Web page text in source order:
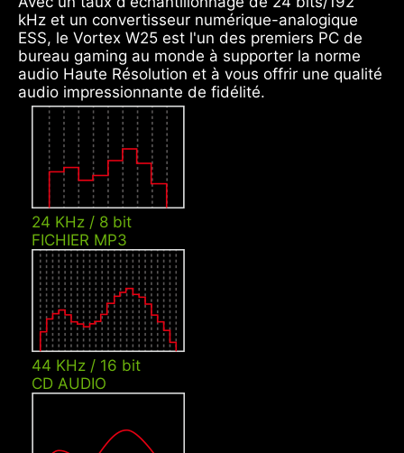
kHz et un convertisseur numérique-analogique
ESS, le Vortex W25 est l'un des premiers PC de
bureau gaming au monde à supporter la norme
audio Haute Résolution et à vous offrir une qualité
audio impressionnante de fidélité.
24 KHz / 8 bit
FICHIER MP3
44 KHz / 16 bit
CD AUDIO